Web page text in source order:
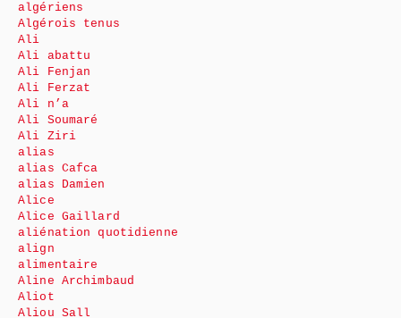
algériens
Algérois tenus
Ali
Ali abattu
Ali Fenjan
Ali Ferzat
Ali n’a
Ali Soumaré
Ali Ziri
alias
alias Cafca
alias Damien
Alice
Alice Gaillard
aliénation quotidienne
align
alimentaire
Aline Archimbaud
Aliot
Aliou Sall